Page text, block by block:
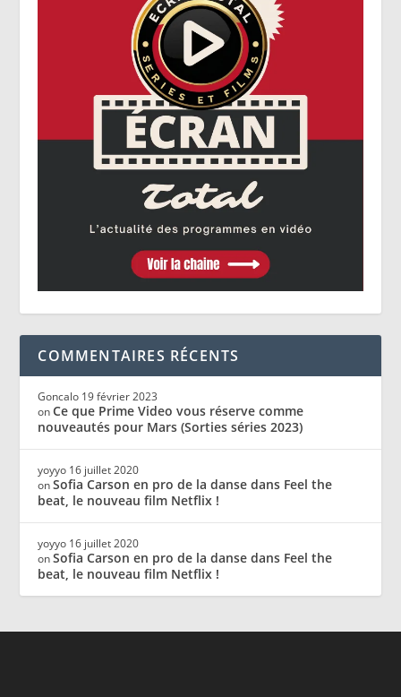
COMMENTAIRES RÉCENTS
Goncalo 19 février 2023
onCe que Prime Video vous réserve comme
nouveautés pour Mars (Sorties séries 2023)
yoyyo 16 juillet 2020
onSofia Carson en pro de la danse dans Feel the
beat, le nouveau film Netflix !
yoyyo 16 juillet 2020
onSofia Carson en pro de la danse dans Feel the
beat, le nouveau film Netflix !